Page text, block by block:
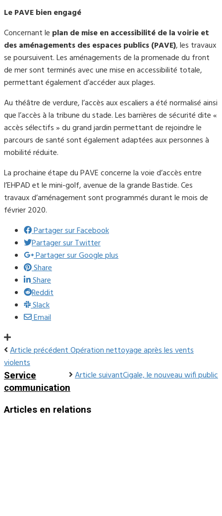
Le PAVE bien engagé
Concernant le plan de mise en accessibilité de la voirie et
des aménagements des espaces publics (PAVE), les travaux
se poursuivent. Les aménagements de la promenade du front
de mer sont terminés avec une mise en accessibilité totale,
permettant également d’accéder aux plages.
Au théâtre de verdure, l’accès aux escaliers a été normalisé ainsi
que l’accès à la tribune du stade. Les barrières de sécurité dite «
accès sélectifs » du grand jardin permettant de rejoindre le
parcours de santé sont également adaptées aux personnes à
mobilité réduite.
La prochaine étape du PAVE concerne la voie d’accès entre
l’EHPAD et le mini-golf, avenue de la grande Bastide. Ces
travaux d’aménagement sont programmés durant le mois de
février 2020.
Partager sur Facebook
Partager sur Twitter
Partager sur Google plus
Share
Share
Reddit
Slack
Email
Article précédentOpération nettoyage après les vents
violents
Article suivantCigale, le nouveau wifi public
Service
communication
Articles en relations